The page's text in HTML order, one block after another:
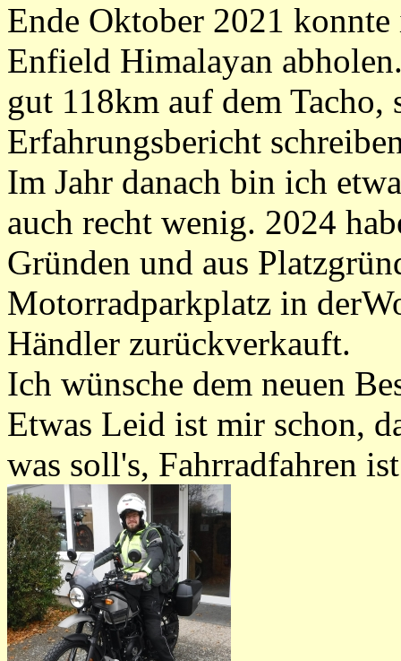
Ende Oktober 2021
Enfield Himalayan
gut 118km auf dem Tacho,
Erfahrungsbericht
Im Jahr danach bin ich
auch recht wenig. 2024
Gründen und aus
Motorradparkplatz in
Händler zurückverkauft.
Ich wünsche dem neuen
Etwas Leid ist mir schon,
was soll's, Fahrradfahren